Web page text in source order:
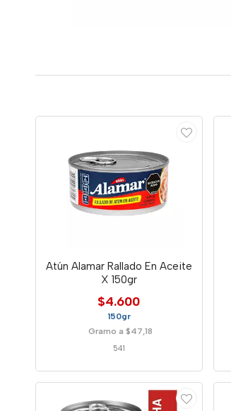
Atún Alamar Rallado En Aceite
X 150gr
$4.600
150gr
Gramo a $47,18
541